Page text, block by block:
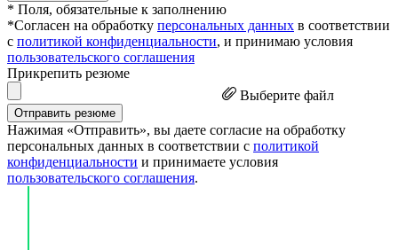
* Поля, обязательные к заполнению
*Согласен на обработку персональных данных в соответствии
с политикой конфиденциальности, и принимаю условия
пользовательского соглашения
Прикрепить резюме
Выберите файл
Отправить резюме
Нажимая «Отправить», вы даете согласие на обработку
персональных данных в соответствии с политикой
конфиденциальности и принимаете условия
пользовательского соглашения.